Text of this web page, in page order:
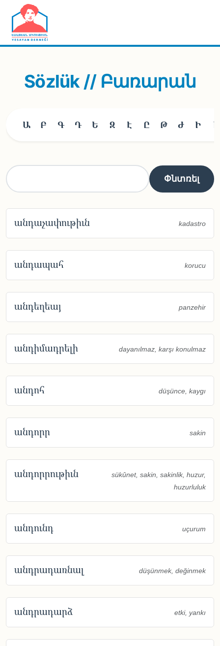
Skip to main content
Sözlük // Բառարան
Ա Բ Գ Դ Ե Զ Է Ը Թ Ժ Ի Լ
անդաչափութիւն kadastro
անդապահ korucu
անդեղեայ panzehir
անդիմադրելի dayanılmaz, karşı konulmaz
անդոհ düşünce, kaygı
անդորր sakin
անդորրութիւն
sükûnet, sakin, sakinlik, huzur,
huzurluluk
անդունդ uçurum
անդրադառնալ düşünmek, değinmek
անդրադարձ etki, yankı